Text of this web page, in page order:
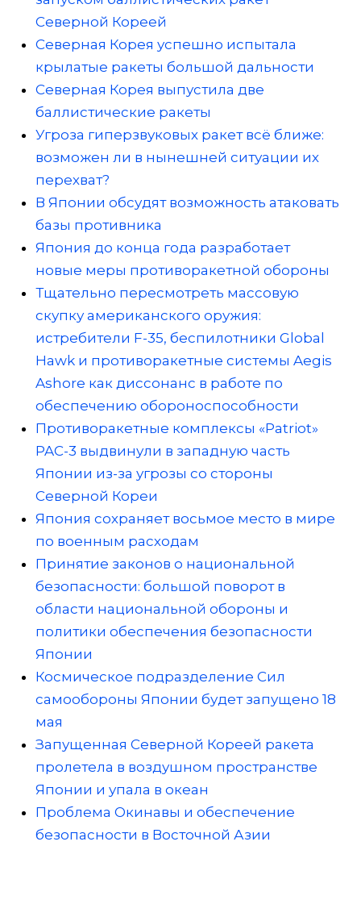
Северной Кореей
Северная Корея успешно испытала
крылатые ракеты большой дальности
Северная Корея выпустила две
баллистические ракеты
Угроза гиперзвуковых ракет всё ближе:
возможен ли в нынешней ситуации их
перехват?
В Японии обсудят возможность атаковать
базы противника
Япония до конца года разработает
новые меры противоракетной обороны
Тщательно пересмотреть массовую
скупку американского оружия:
истребители F-35, беспилотники Global
Hawk и противоракетные системы Aegis
Ashore как диссонанс в работе по
обеспечению обороноспособности
Противоракетные комплексы «Patriot»
PAC-3 выдвинули в западную часть
Японии из-за угрозы со стороны
Северной Кореи
Япония сохраняет восьмое место в мире
по военным расходам
Принятие законов о национальной
безопасности: большой поворот в
области национальной обороны и
политики обеспечения безопасности
Японии
Космическое подразделение Сил
самообороны Японии будет запущено 18
мая
Запущенная Северной Кореей ракета
пролетела в воздушном пространстве
Японии и упала в океан
Проблема Окинавы и обеспечение
безопасности в Восточной Азии